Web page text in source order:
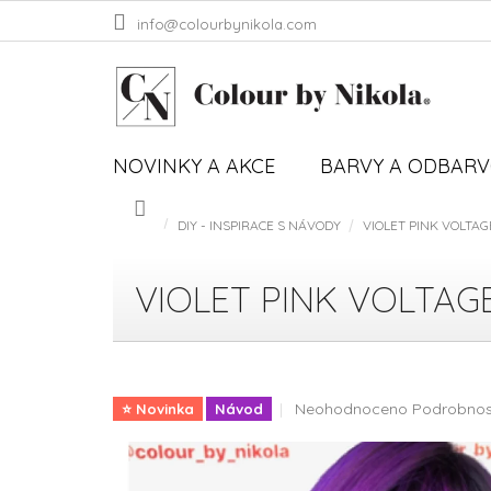
info@colourbynikola.com
NOVINKY A AKCE BARVY A
DomůDIY - INSPIRACE S NÁVODY VIOLET PINK
VIOLET PINK
⭐️ Novinka Návod
Průměrné
produktu
Neohodnoceno